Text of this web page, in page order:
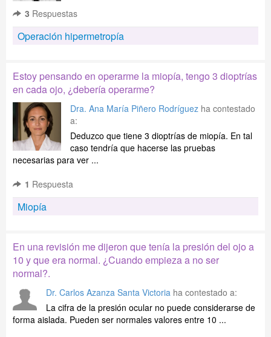
3 Respuestas
Operación hipermetropía
Estoy pensando en operarme la miopía, tengo 3 dioptrías
en cada ojo, ¿debería operarme?
Dra. Ana María Piñero Rodríguez ha contestado
a:
Deduzco que tiene 3 dioptrías de miopía. En tal
caso tendría que hacerse las pruebas
necesarias para ver ...
1 Respuesta
Miopía
En una revisión me dijeron que tenía la presión del ojo a
10 y que era normal. ¿Cuando empieza a no ser
normal?.
Dr. Carlos Azanza Santa Victoria ha contestado a:
La cifra de la presión ocular no puede considerarse de
forma aislada. Pueden ser normales valores entre 10 ...